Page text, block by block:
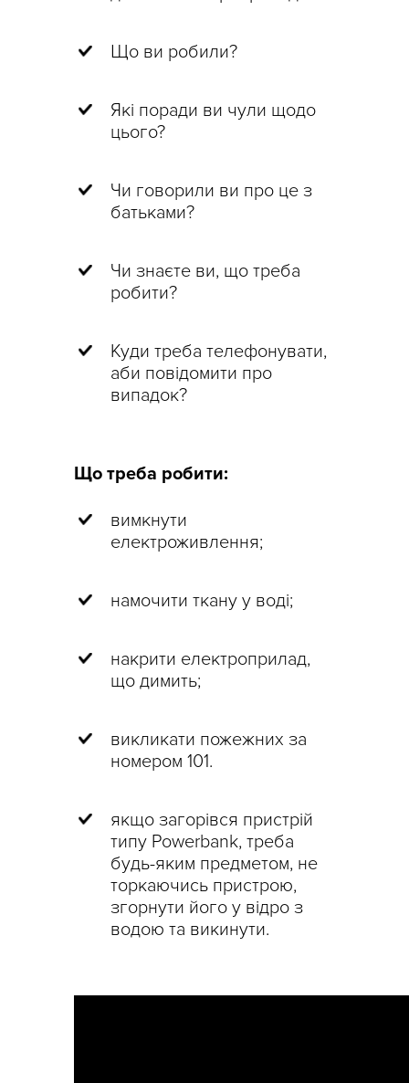
Що ви робили?
Які поради ви чули щодо
цього?
Чи говорили ви про це з
батьками?
Чи знаєте ви, що треба
робити?
Куди треба телефонувати,
аби повідомити про
випадок?
Що треба робити:
вимкнути
електроживлення;
намочити ткану у воді;
накрити електроприлад,
що димить;
викликати пожежних за
номером 101.
якщо загорівся пристрій
типу Powerbank, треба
будь-яким предметом, не
торкаючись пристрою,
згорнути його у відро з
водою та викинути.